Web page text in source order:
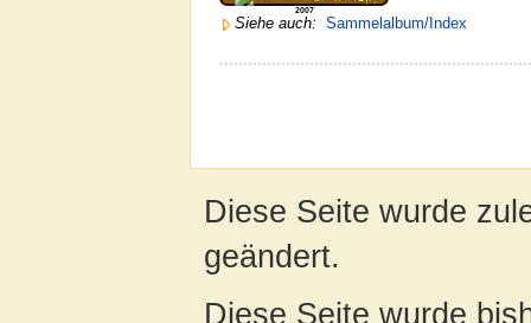
2007
Siehe auch: Sammelalbum/Index
Diese Seite wurde
geändert.
Diese Seite wurde